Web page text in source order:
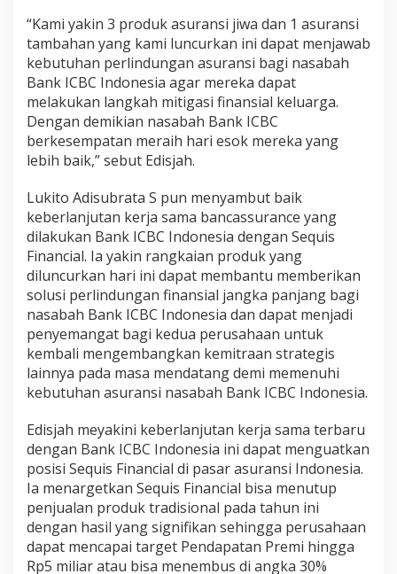
“Kami yakin 3 produk asuransi jiwa dan 1 asuransi
tambahan yang kami luncurkan ini dapat menjawab
kebutuhan perlindungan asuransi bagi nasabah
Bank ICBC Indonesia agar mereka dapat
melakukan langkah mitigasi finansial keluarga.
Dengan demikian nasabah Bank ICBC
berkesempatan meraih hari esok mereka yang
lebih baik,” sebut Edisjah.
Lukito Adisubrata S pun menyambut baik
keberlanjutan kerja sama bancassurance yang
dilakukan Bank ICBC Indonesia dengan Sequis
Financial. Ia yakin rangkaian produk yang
diluncurkan hari ini dapat membantu memberikan
solusi perlindungan finansial jangka panjang bagi
nasabah Bank ICBC Indonesia dan dapat menjadi
penyemangat bagi kedua perusahaan untuk
kembali mengembangkan kemitraan strategis
lainnya pada masa mendatang demi memenuhi
kebutuhan asuransi nasabah Bank ICBC Indonesia.
Edisjah meyakini keberlanjutan kerja sama terbaru
dengan Bank ICBC Indonesia ini dapat menguatkan
posisi Sequis Financial di pasar asuransi Indonesia.
Ia menargetkan Sequis Financial bisa menutup
penjualan produk tradisional pada tahun ini
dengan hasil yang signifikan sehingga perusahaan
dapat mencapai target Pendapatan Premi hingga
Rp5 miliar atau bisa menembus di angka 30%